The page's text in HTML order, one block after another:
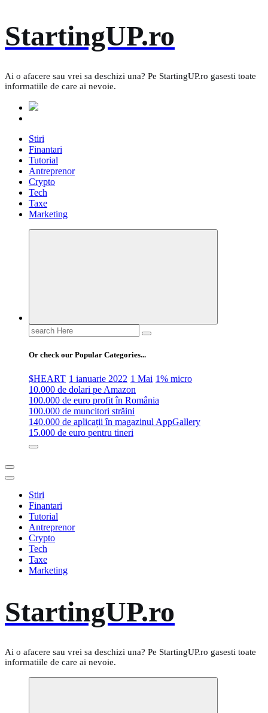
to
content
StartingUP.ro
Ai o afacere sau vrei sa deschizi una? Pe StartingUP.ro gasesti toate
informatiile de care ai nevoie.
Stiri
Finantari
Tutorial
Antreprenor
Crypto
Tech
Taxe
Marketing
Search
for:
Or check our Popular Categories...
$HEART 1 ianuarie 2022 1 Mai 1% micro
10.000 de dolari pe Amazon
100.000 de euro profit în România
100.000 de muncitori străini
140.000 de aplicații în magazinul AppGallery
15.000 de euro pentru tineri
Stiri
Finantari
Tutorial
Antreprenor
Crypto
Tech
Taxe
Marketing
StartingUP.ro
Ai o afacere sau vrei sa deschizi una? Pe StartingUP.ro gasesti toate
informatiile de care ai nevoie.